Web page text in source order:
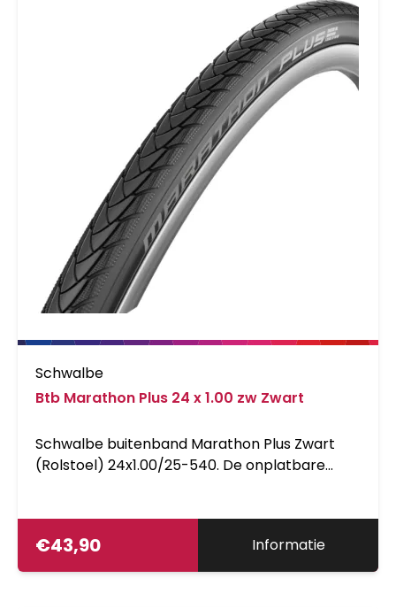
Schwalbe
Btb Marathon Plus 24 x 1.00 zw Zwart
Schwalbe buitenband Marathon Plus Zwart
(Rolstoel) 24x1.00/25-540. De onplatbare
wordt voor een groot deel uit gerecycled
natuurlijk rubber gemaakt. De 'Anti-Aging'
€43,90 Informatie